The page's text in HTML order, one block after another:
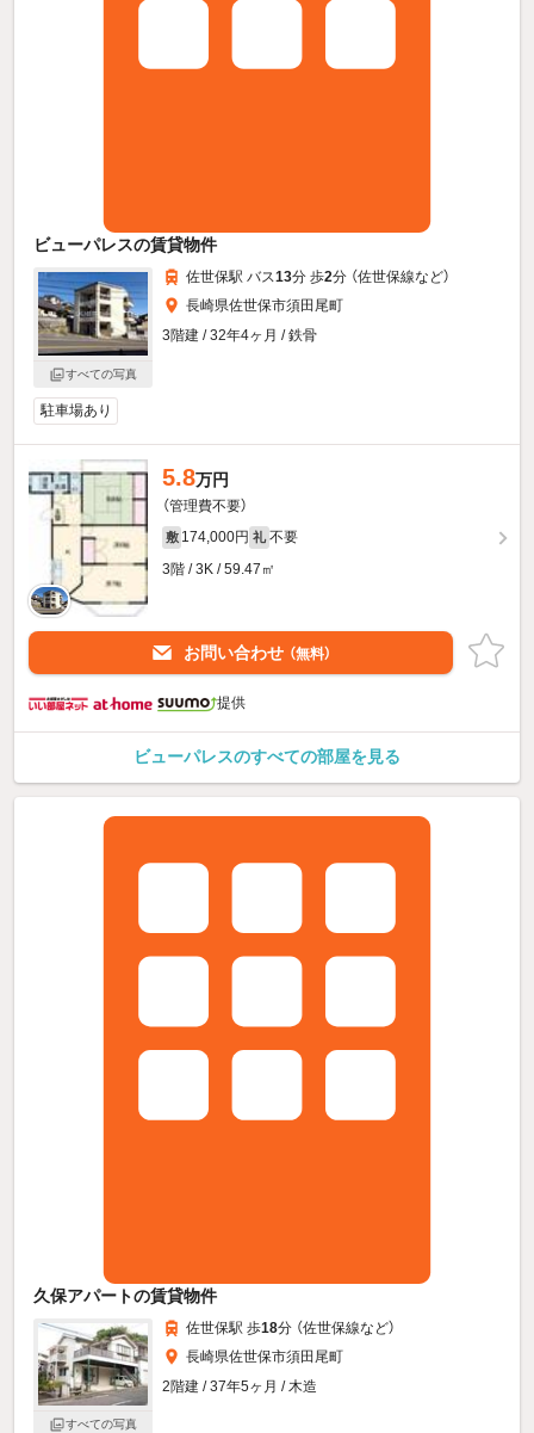
ビューパレスの賃貸物件
すべての写真
佐世保駅 バス13分 歩2分 （佐世保線など）
長崎県佐世保市須田尾町
3階建 / 32年4ヶ月 / 鉄骨
駐車場あり
5.8万円
（管理費不要）
敷 174,000円 礼 不要
3階 / 3K / 59.47㎡
お問い合わせ （無料）
提供
ビューパレスのすべての部屋を見る
久保アパートの賃貸物件
すべての写真
佐世保駅 歩18分 （佐世保線など）
長崎県佐世保市須田尾町
2階建 / 37年5ヶ月 / 木造